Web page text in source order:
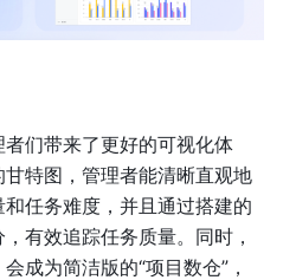
们带来了更好的可视化体
特图，管理者能清晰直观地
任务难度，并且通过搭建的
有效追踪任务质量。同时，
成为简洁版的“项目数仓”，